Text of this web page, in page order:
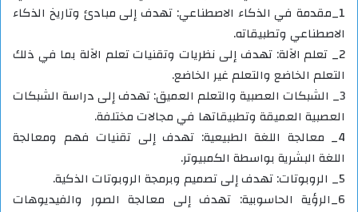
1_مقدمة في الذكاء الاصطناعي: تهدف إلى مبادئ وتاريخ الذكاء
الاصطناعي وتطبيقاته.
2_ تعلم الآلة: تهدف إلى نظريات وتقنيات تعلم الآلة بما في ذلك
التعلم الخاضع والتعلم غير الخاضع.
3_ الشبكات العصبية والتعلم العميق: تهدف إلى دراسة الشبكات
العصبية العميقة وتطبيقاتها في مجالات مختلفة.
4_ معالجة اللغة الطبيعية: تهدف إلى تقنيات فهم ومعالجة
اللغة البشرية بواسطة الكمبيوتر.
5_ الروبوتات: تهدف إلى تصميم وبرمجة الروبوتات الذكية.
6_الرؤية الحاسوبية: تهدف إلى معالجة الصور والفيديوهات